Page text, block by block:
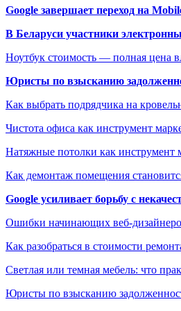
Google завершает переход на
В Беларуси участники
Ноутбук стоимость — полная цена
Юристы по взысканию
Как выбрать подрядчика на
Чистота офиса как инструмент
Натяжные потолки как инструмент
Как демонтаж помещения
Google усиливает борьбу с
Ошибки начинающих веб-
Как разобраться в стоимости
Светлая или темная мебель: что
Юристы по взысканию